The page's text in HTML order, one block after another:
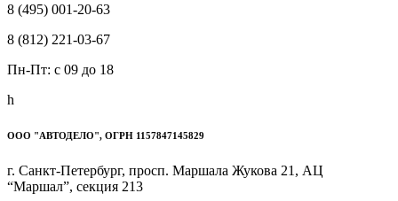
8 (495) 001-20-63
8 (812) 221-03-67
Пн-Пт: c 09 до 18
h
ООО "АВТОДЕЛО", ОГРН 1157847145829
г. Санкт-Петербург, просп. Маршала Жукова 21, АЦ
“Маршал”, секция 213